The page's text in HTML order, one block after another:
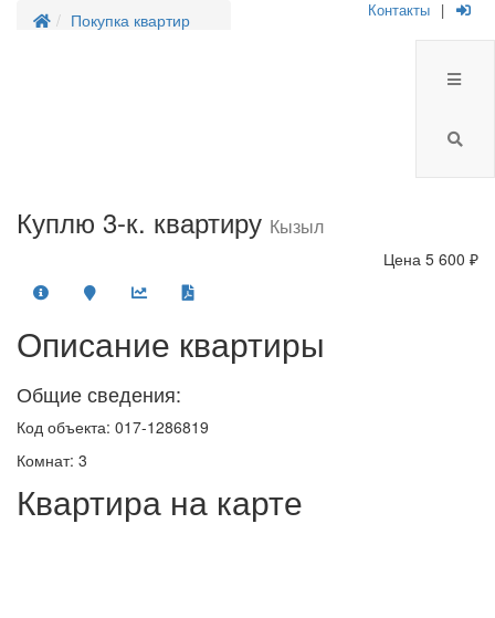
Покупка квартир Контакты |
Куплю 3-к. квартиру Кызыл
Цена 5 600 ₽
Описание квартиры
Общие сведения:
Код объекта: 017-1286819
Комнат: 3
Квартира на карте